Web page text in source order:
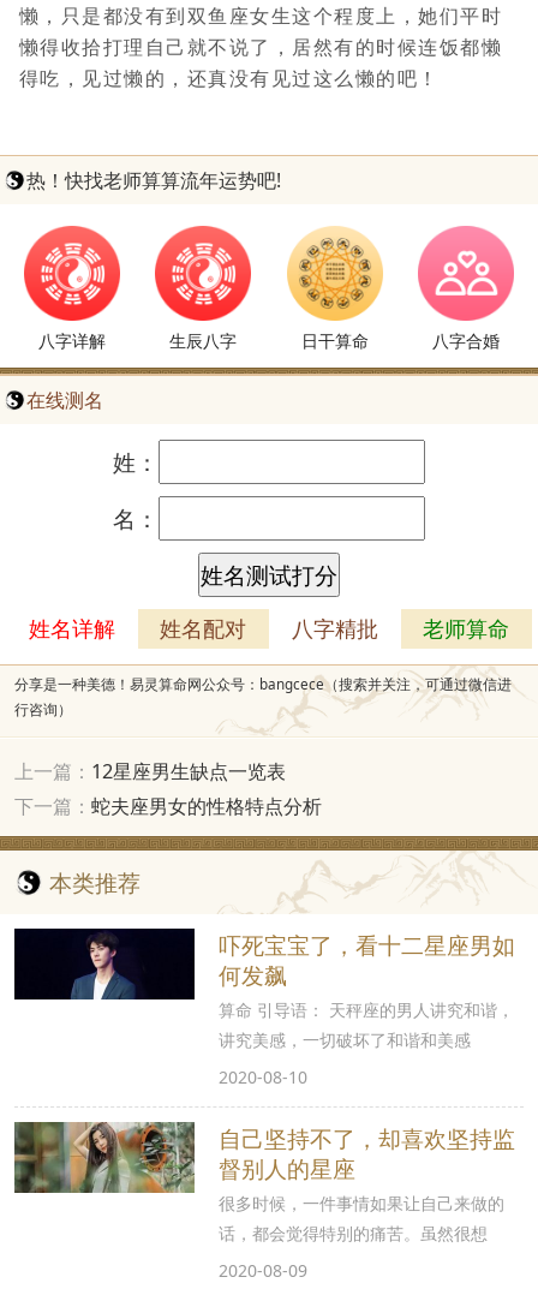
懒，只是都没有到双鱼座女生这个程度上，她们平时
懒得收拾打理自己就不说了，居然有的时候连饭都懒
得吃，见过懒的，还真没有见过这么懒的吧！
热！快找老师算算流年运势吧!
八字详解 生辰八字 日干算命 八字合婚
在线测名
姓：
名：
姓名详解 姓名配对 八字精批 老师算命
分享是一种美德！易灵算命网公众号：bangcece（搜索并关注，可通过微信进
行咨询）
上一篇： 12星座男生缺点一览表
下一篇： 蛇夫座男女的性格特点分析
本类推荐
吓死宝宝了，看十二星座男如
何发飙
算命 引导语： 天秤座的男人讲究和谐，
讲究美感，一切破坏了和谐和美感
2020-08-10
自己坚持不了，却喜欢坚持监
督别人的星座
很多时候，一件事情如果让自己来做的
话，都会觉得特别的痛苦。虽然很想
2020-08-09